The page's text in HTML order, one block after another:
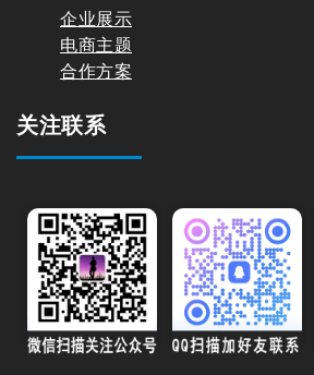
企业展示
电商主题
合作方案
关注联系